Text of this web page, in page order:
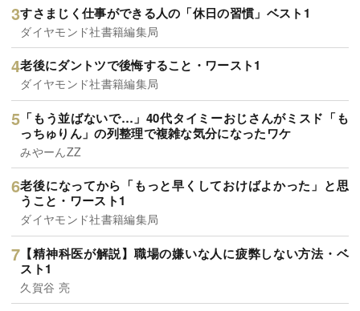
すさまじく仕事ができる人の「休日の習慣」ベスト1
ダイヤモンド社書籍編集局
老後にダントツで後悔すること・ワースト1
ダイヤモンド社書籍編集局
「もう並ばないで…」40代タイミーおじさんがミスド「も
っちゅりん」の列整理で複雑な気分になったワケ
みやーんZZ
老後になってから「もっと早くしておけばよかった」と思
うこと・ワースト1
ダイヤモンド社書籍編集局
【精神科医が解説】職場の嫌いな人に疲弊しない方法・ベ
スト1
久賀谷 亮